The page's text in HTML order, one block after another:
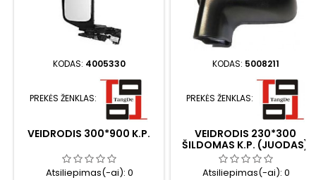
KODAS: 4005330
PREKĖS ŽENKLAS:
VEIDRODIS 300*900 K.P.
Atsiliepimas(-ai): 0
KODAS: 5008211
PREKĖS ŽENKLAS:
VEIDRODIS 230*300
ŠILDOMAS K.P. (JUODAS)
Atsiliepimas(-ai): 0